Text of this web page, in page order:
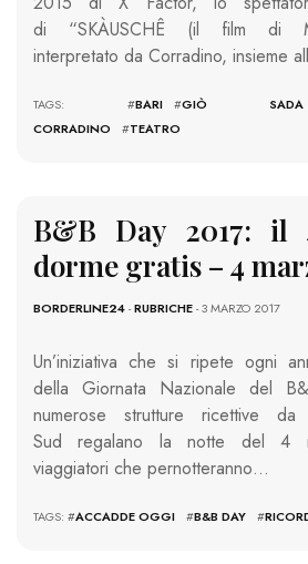
di “SKÀUSCHÊ (il film di
interpretato da Corradino, insieme
TAGS: #BARI #GIÒ SADA
CORRADINO
#TEATRO
B&B Day 2017: il
dorme gratis – 4
BORDERLINE24-RUBRICHE- 3 MARZO 2017
Un’iniziativa che si ripete ogni
della Giornata Nazionale del
numerose strutture ricettive
Sud regalano la notte del 4
viaggiatori che pernotteranno…
TAGS: #ACCADDE OGGI #B&B DAY #